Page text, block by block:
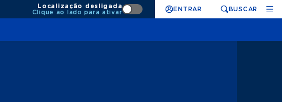
Localização desligada
Clique ao lado para ativar
ENTRAR BUSCAR